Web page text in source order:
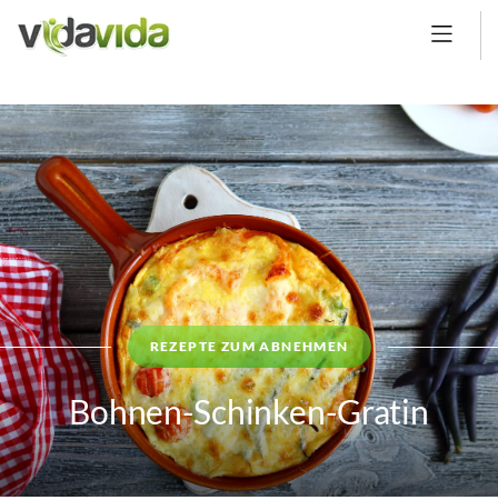
REZEPTE ZUM ABNEHMEN
Bohnen-Schinken-Gratin